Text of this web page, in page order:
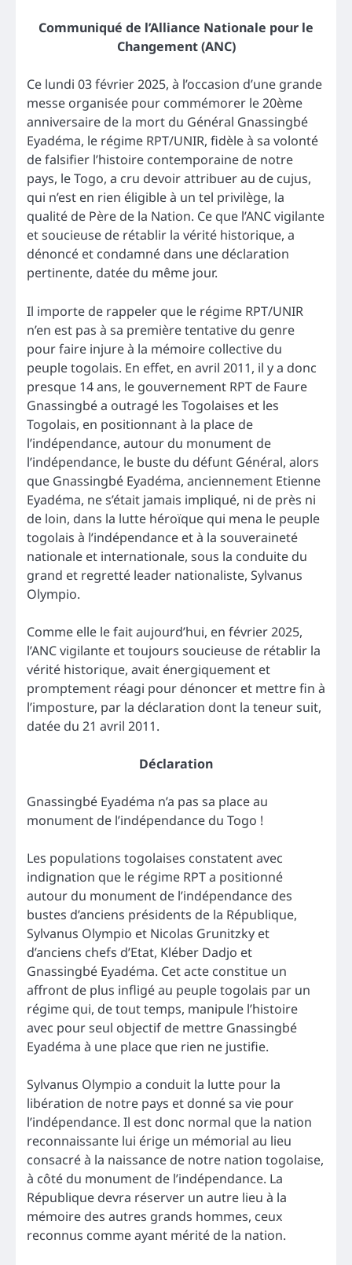
Communiqué de l’Alliance Nationale pour le
Changement (ANC)
Ce lundi 03 février 2025, à l’occasion d’une grande
messe organisée pour commémorer le 20ème
anniversaire de la mort du Général Gnassingbé
Eyadéma, le régime RPT/UNIR, fidèle à sa volonté
de falsifier l’histoire contemporaine de notre
pays, le Togo, a cru devoir attribuer au de cujus,
qui n’est en rien éligible à un tel privilège, la
qualité de Père de la Nation. Ce que l’ANC vigilante
et soucieuse de rétablir la vérité historique, a
dénoncé et condamné dans une déclaration
pertinente, datée du même jour.
Il importe de rappeler que le régime RPT/UNIR
n’en est pas à sa première tentative du genre
pour faire injure à la mémoire collective du
peuple togolais. En effet, en avril 2011, il y a donc
presque 14 ans, le gouvernement RPT de Faure
Gnassingbé a outragé les Togolaises et les
Togolais, en positionnant à la place de
l’indépendance, autour du monument de
l’indépendance, le buste du défunt Général, alors
que Gnassingbé Eyadéma, anciennement Etienne
Eyadéma, ne s’était jamais impliqué, ni de près ni
de loin, dans la lutte héroïque qui mena le peuple
togolais à l’indépendance et à la souveraineté
nationale et internationale, sous la conduite du
grand et regretté leader nationaliste, Sylvanus
Olympio.
Comme elle le fait aujourd’hui, en février 2025,
l’ANC vigilante et toujours soucieuse de rétablir la
vérité historique, avait énergiquement et
promptement réagi pour dénoncer et mettre fin à
l’imposture, par la déclaration dont la teneur suit,
datée du 21 avril 2011.
Déclaration
Gnassingbé Eyadéma n’a pas sa place au
monument de l’indépendance du Togo !
Les populations togolaises constatent avec
indignation que le régime RPT a positionné
autour du monument de l’indépendance des
bustes d’anciens présidents de la République,
Sylvanus Olympio et Nicolas Grunitzky et
d’anciens chefs d’Etat, Kléber Dadjo et
Gnassingbé Eyadéma. Cet acte constitue un
affront de plus infligé au peuple togolais par un
régime qui, de tout temps, manipule l’histoire
avec pour seul objectif de mettre Gnassingbé
Eyadéma à une place que rien ne justifie.
Sylvanus Olympio a conduit la lutte pour la
libération de notre pays et donné sa vie pour
l’indépendance. Il est donc normal que la nation
reconnaissante lui érige un mémorial au lieu
consacré à la naissance de notre nation togolaise,
à côté du monument de l’indépendance. La
République devra réserver un autre lieu à la
mémoire des autres grands hommes, ceux
reconnus comme ayant mérité de la nation.